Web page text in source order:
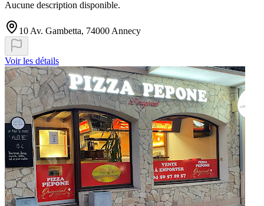
Aucune description disponible.
10 Av. Gambetta, 74000 Annecy
Voir les détails